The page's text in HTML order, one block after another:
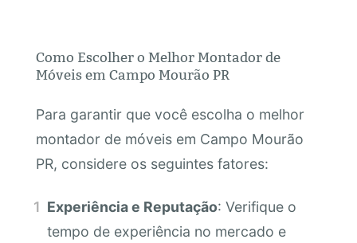
Como Escolher o Melhor Montador de
Móveis em Campo Mourão PR
Para garantir que você escolha o melhor
montador de móveis em Campo Mourão
PR, considere os seguintes fatores:
Experiência e Reputação: Verifique o
tempo de experiência no mercado e